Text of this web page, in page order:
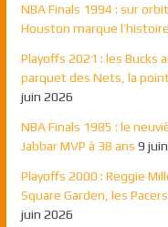
NBA Finals 1994 : sur
Houston marque l’histoire
Playoffs 2021 : les Bucks
parquet des Nets, la
juin 2026
NBA Finals 1985 : le
Jabbar MVP à 38 ans 9
Playoffs 2000 : Reggie
Square Garden, les
juin 2026